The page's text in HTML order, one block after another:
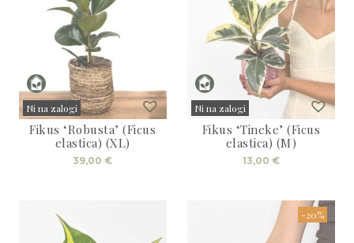
Ni na zalogi
Sold
Fikus ‘Robusta’ (Ficus
elastica) (XL)
39,00 €
Ni na zalogi
Sold
Fikus ‘Tineke’ (Ficus
elastica) (M)
13,00 €
-20%